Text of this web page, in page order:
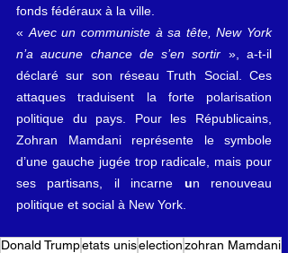
fonds fédéraux à la ville.
« Avec un communiste à sa tête, New York
n’a aucune chance de s’en sortir », a-t-il
déclaré sur son réseau Truth Social. Ces
attaques traduisent la forte polarisation
politique du pays. Pour les Républicains,
Zohran Mamdani représente le symbole
d’une gauche jugée trop radicale, mais pour
ses partisans, il incarne un renouveau
politique et social à New York.
Donald Trumpetats uniselectionzohran Mamdani